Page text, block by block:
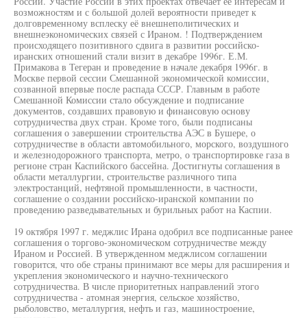
возможностям и с большой долей вероятности приведет к
долговременному всплеску её внешнеполитических и
внешнеэкономических связей с Ираном. ! Подтверждением
происходящего позитивного сдвига в развитии российско-
иранских отношений стали визит в декабре 1996г. Е.М.
Примакова в Тегеран и проведение в начале декабря 1996г. в
Москве первой сессии Смешанной экономической комиссии,
созванной впервые после распада СССР. Главным в работе
Смешанной Комиссии стало обсуждение и подписание
документов, создавших правовую и финансовую основу
сотрудничества двух стран. Кроме того, были подписаны
соглашения о завершении строительства АЭС в Бушере, о
сотрудничестве в области автомобильного, морского, воздушного
и железнодорожного транспорта, метро, о транспортировке газа в
регионе стран Каспийского бассейна. Достигнуты соглашения в
области металлургии, строительстве различного типа
электростанций, нефтяной промышленности, в частности,
соглашение о создании российско-иранской компании по
проведению разведывательных и бурильных работ на Каспии.
19 октября 1997 г. меджлис Ирана одобрил все подписанные ранее
соглашения о торгово-экономическом сотрудничестве между
Ираном и Россией. В утвержденном меджлисом соглашении
говорится, что обе страны принимают все меры для расширения и
укрепления экономического и научно-технического
сотрудничества. В числе приоритетных направлений этого
сотрудничества - атомная энергия, сельское хозяйство,
рыболовство, металлургия, нефть и газ, машиностроение,